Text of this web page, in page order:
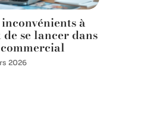
à
se lancer dans
2026